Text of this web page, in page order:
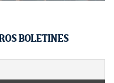
BOLETINES